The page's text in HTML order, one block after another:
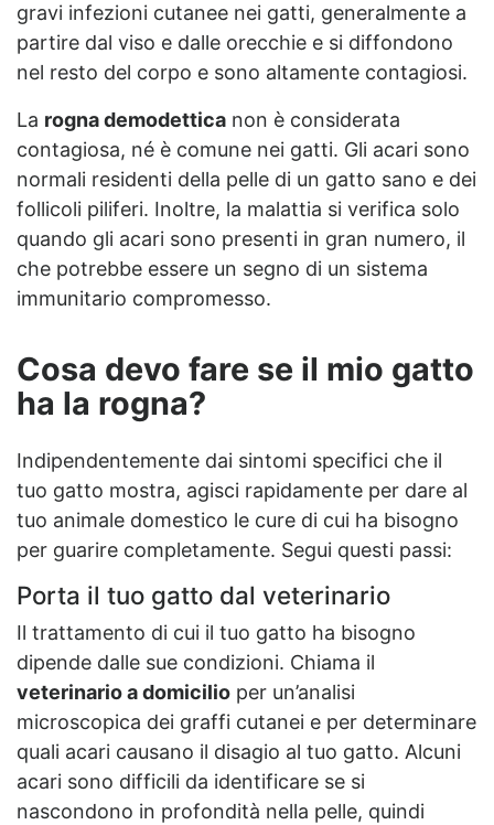
gravi infezioni cutanee nei gatti, generalmente a
partire dal viso e dalle orecchie e si diffondono
nel resto del corpo e sono altamente contagiosi.
La rogna demodettica non è considerata
contagiosa, né è comune nei gatti. Gli acari sono
normali residenti della pelle di un gatto sano e dei
follicoli piliferi. Inoltre, la malattia si verifica solo
quando gli acari sono presenti in gran numero, il
che potrebbe essere un segno di un sistema
immunitario compromesso.
Cosa devo fare se il mio gatto
ha la rogna?
Indipendentemente dai sintomi specifici che il
tuo gatto mostra, agisci rapidamente per dare al
tuo animale domestico le cure di cui ha bisogno
per guarire completamente. Segui questi passi:
Porta il tuo gatto dal veterinario
Il trattamento di cui il tuo gatto ha bisogno
dipende dalle sue condizioni. Chiama il
veterinario a domicilio per un’analisi
microscopica dei graffi cutanei e per determinare
quali acari causano il disagio al tuo gatto. Alcuni
acari sono difficili da identificare se si
nascondono in profondità nella pelle, quindi